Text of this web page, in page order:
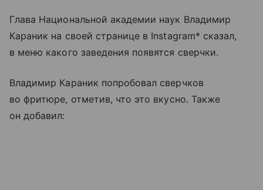
Глава Национальной академии наук Владимир
Караник на своей странице в Instagram* сказал,
в меню какого заведения появятся сверчки.
Владимир Караник попробовал сверчков
во фритюре, отметив, что это вкусно. Также
он добавил: